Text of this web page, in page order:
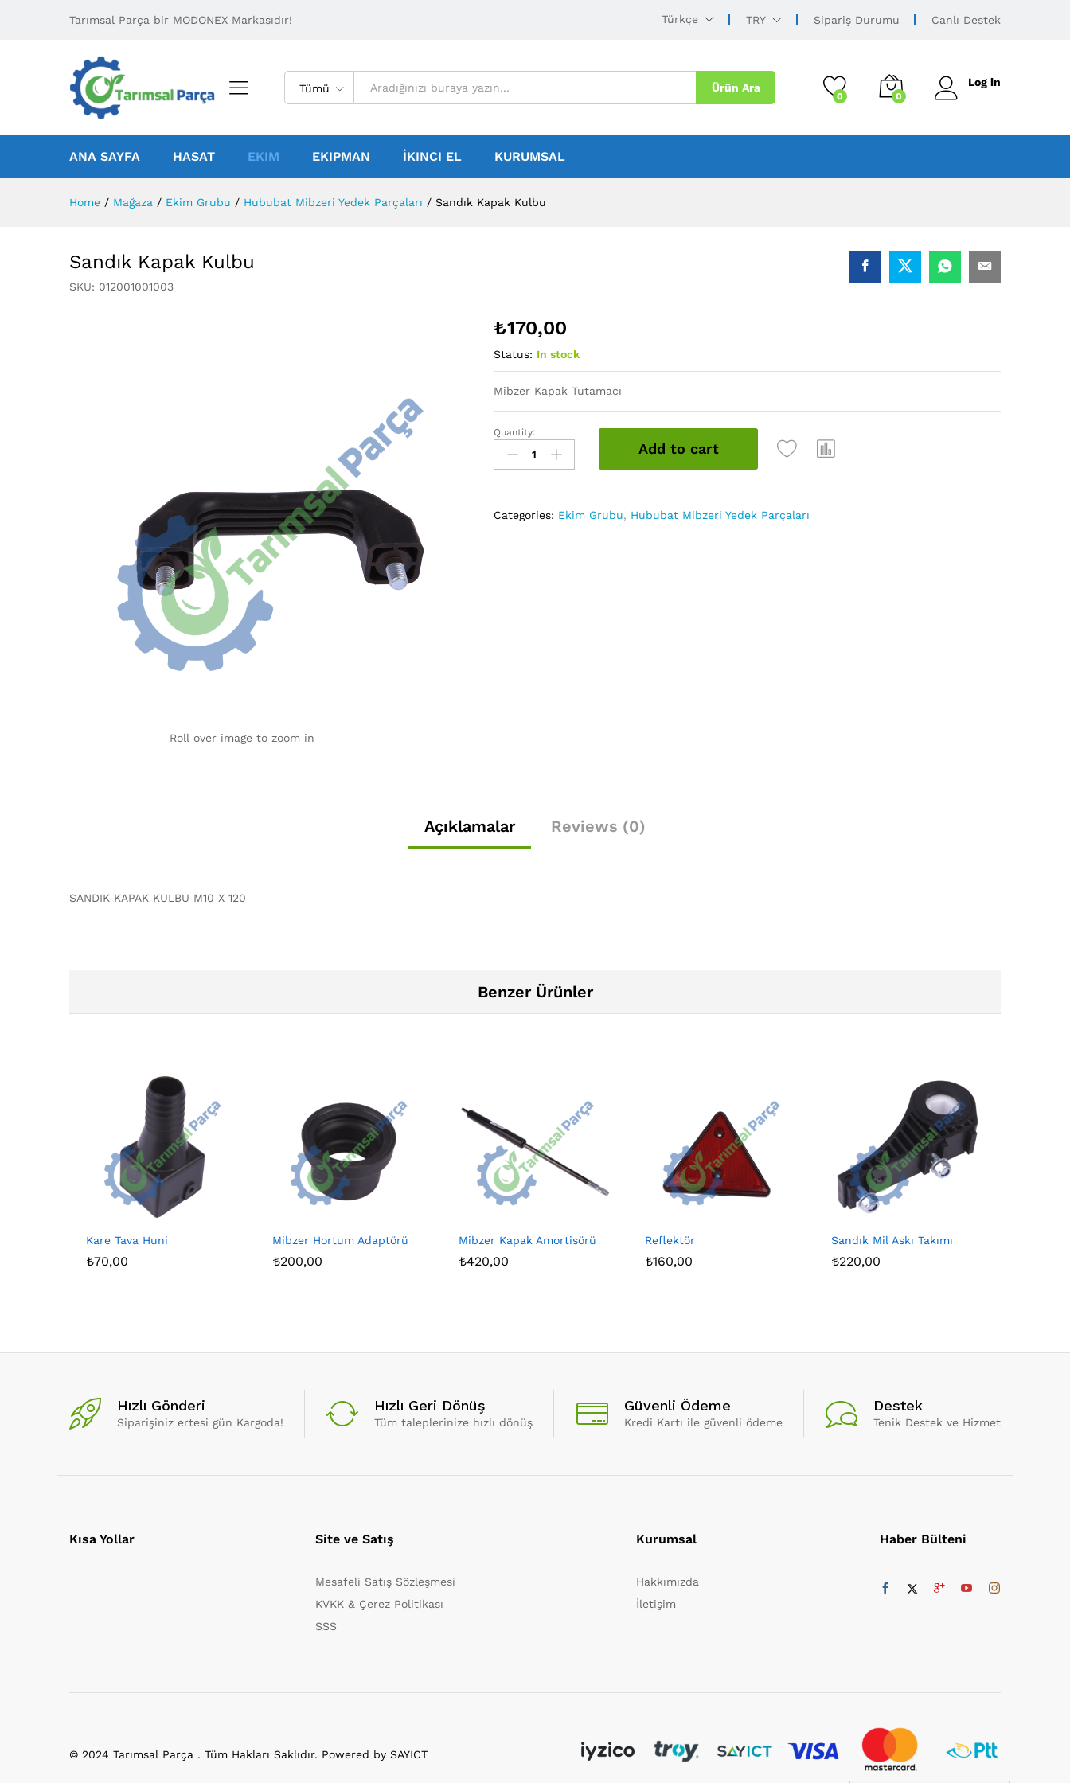
Tarımsal Parça bir MODONEX Markasıdır! Türkçe TRY Sipariş Durumu Canlı Destek
Tümü Ürün Ara
0 0
Log in
ANA SAYFA HASAT EKIM EKIPMAN İKINCI EL KURUMSAL
Home / Mağaza / Ekim Grubu / Hububat Mibzeri Yedek Parçaları / Sandık Kapak Kulbu
Sandık Kapak Kulbu
SKU: 012001001003
Roll over image to zoom in
₺170,00
Status: In stock
Mibzer Kapak Tutamacı
Sandık
Kapak
Kulbu
Quantity:
Add to cart
Categories: Ekim Grubu, Hububat Mibzeri Yedek Parçaları
Açıklamalar Reviews (0)
SANDIK KAPAK KULBU M10 X 120
Benzer Ürünler
Kare Tava Huni
₺70,00
Mibzer Hortum Adaptörü
₺200,00
Mibzer Kapak Amortisörü
₺420,00
Reflektör
₺160,00
Sandık Mil Askı Takımı
₺220,00
Hızlı Gönderi
Siparişiniz ertesi gün Kargoda!
Hızlı Geri Dönüş
Tüm taleplerinize hızlı dönüş
Güvenli Ödeme
Kredi Kartı ile güvenli ödeme
Destek
Tenik Destek ve Hizmet
Kısa Yollar Site ve Satış
Mesafeli Satış Sözleşmesi
KVKK & Çerez Politikası
SSS
Kurumsal
Hakkımızda
İletişim
Haber Bülteni
© 2024 Tarımsal Parça . Tüm Hakları Saklıdır. Powered by SAYICT